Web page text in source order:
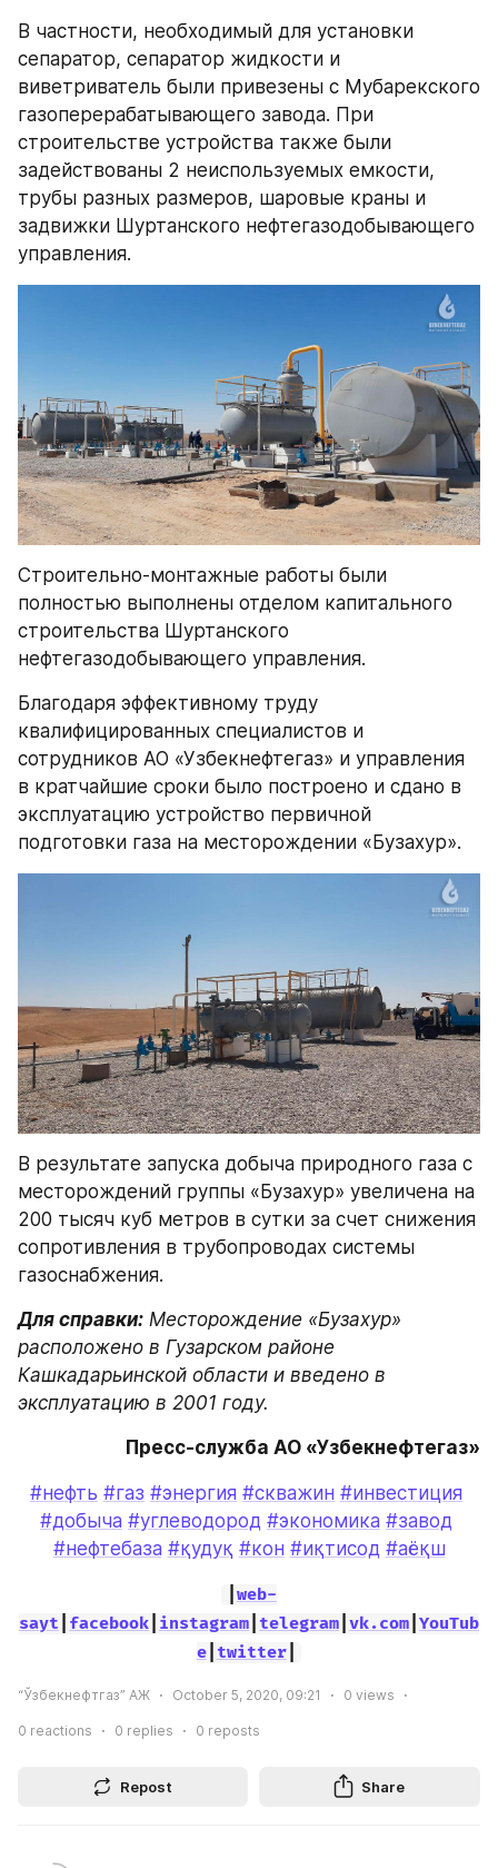
В частности, необходимый для установки
сепаратор, сепаратор жидкости и
виветриватель были привезены с Мубарекского
газоперерабатывающего завода. При
строительстве устройства также были
задействованы 2 неиспользуемых емкости,
трубы разных размеров, шаровые краны и
задвижки Шуртанского нефтегазодобывающего
управления.
Строительно-монтажные работы были
полностью выполнены отделом капитального
строительства Шуртанского
нефтегазодобывающего управления.
Благодаря эффективному труду
квалифицированных специалистов и
сотрудников АО «Узбекнефтегаз» и управления
в кратчайшие сроки было построено и сдано в
эксплуатацию устройство первичной
подготовки газа на месторождении «Бузахур».
В результате запуска добыча природного газа с
месторождений группы «Бузахур» увеличена на
200 тысяч куб метров в сутки за счет снижения
сопротивления в трубопроводах системы
газоснабжения.
Для справки: Месторождение «Бузахур»
расположено в Гузарском районе
Кашкадарьинской области и введено в
эксплуатацию в 2001 году.
Пресс-служба АО «Узбекнефтегаз»
#нефть #газ #энергия #скважин #инвестиция
#добыча #углеводород #экономика #завод
#нефтебаза #қудуқ #кон #иқтисод #аёқш
web-
sayt facebook instagram telegram vk.com YouTub
e| twitter|
“Ўзбекнефтгаз” АЖ October 5, 2020, 09:21 0 views
0 reactions 0 replies 0 reposts
Repost Share